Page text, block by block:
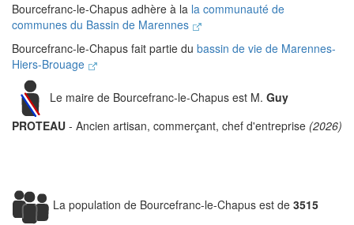
Bourcefranc-le-Chapus adhère à la la communauté de
communes du Bassin de Marennes
Bourcefranc-le-Chapus fait partie du bassin de vie de Marennes-
Hiers-Brouage
Le maire de Bourcefranc-le-Chapus est M. Guy
PROTEAU - Ancien artisan, commerçant, chef d'entreprise (2026)
La population de Bourcefranc-le-Chapus est de 3515